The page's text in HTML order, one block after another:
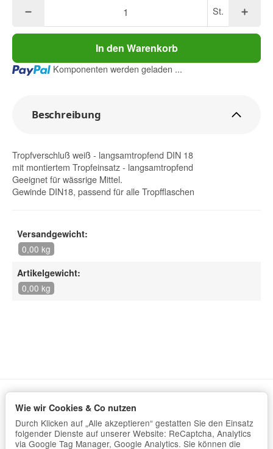
St.
In den Warenkorb
Loading... Komponenten werden geladen ...
Beschreibung
Tropfverschluß weiß - langsamtropfend DIN 18
mit montiertem Tropfeinsatz - langsamtropfend
Geeignet für wässrige Mittel.
Gewinde DIN18, passend für alle Tropfflaschen
Versandgewicht:
0,00 kg
Artikelgewicht:
0,00 kg
Informationen
Gesetzliche Informationen
Wie wir Cookies & Co nutzen
Durch Klicken auf „Alle akzeptieren“ gestatten Sie den Einsatz
folgender Dienste auf unserer Website: ReCaptcha, Analytics
via Google Tag Manager, Google Analytics. Sie können die